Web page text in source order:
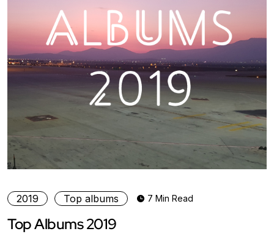
2019 Top albums 7 Min Read
Top Albums 2019